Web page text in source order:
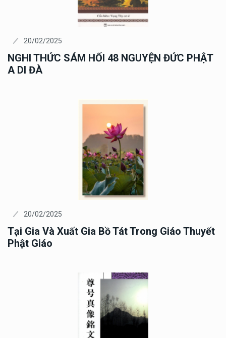
20/02/2025
NGHI THỨC SÁM HỐI 48 NGUYỆN ĐỨC PHẬT
A DI ĐÀ
20/02/2025
Tại Gia Và Xuất Gia Bồ Tát Trong Giáo Thuyết
Phật Giáo